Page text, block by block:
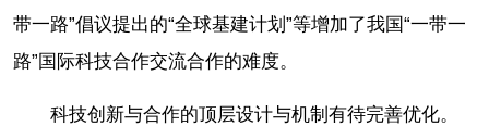
带一路”倡议提出的“全球基建计划”等增加了我国“一带一
路”国际科技合作交流合作的难度。
科技创新与合作的顶层设计与机制有待完善优化。